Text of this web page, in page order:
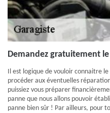
Demandez gratuitement
Il est logique de vouloir connaitre
procéder aux éventuelles
puissiez vous préparer
panne que nous allons pouvoir
panne bien sûr ! Par ailleurs, pour